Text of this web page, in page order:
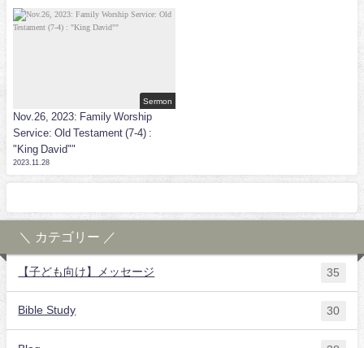
Sermon
Nov.26, 2023: Family Worship
Service: Old Testament (7-4) :
"King David""
2023.11.28
＼ カテゴリー ／
【子ども向け】メッセージ 35
Bible Study 30